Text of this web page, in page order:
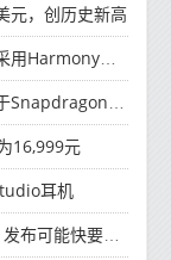
元，创历史新高
的智能家居产品
765G
16,999元
耳机
能快要结束了